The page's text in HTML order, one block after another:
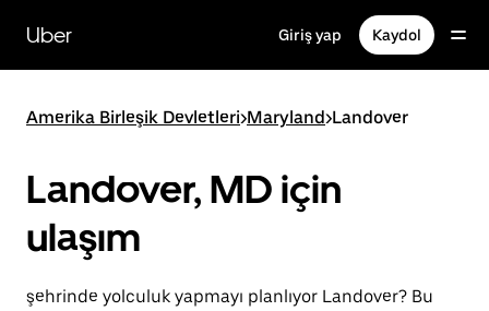
içeriğe
gidinUber Giriş yap Kaydol
Amerika Birleşik Devletleri>Maryland>Landover
Landover, MD için
ulaşım
şehrinde yolculuk yapmayı planlıyor Landover? Bu